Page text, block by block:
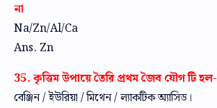
না
Na/Zn/Al/Ca
Ans. Zn
35. কৃত্তিম উপায়ে তৈরি প্রথম জৈব যৌগ টি হল-
বেঞ্জিন / ইউরিয়া / মিথেন / ল্যাকটিক অ্যাসিড।